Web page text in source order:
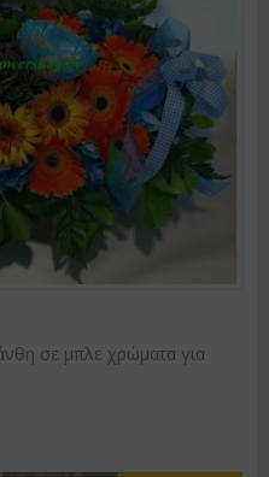
σε μπλε χρώματα για